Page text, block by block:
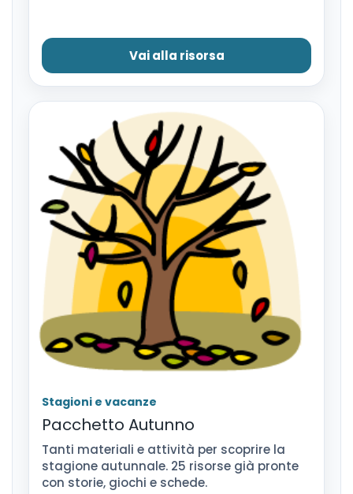
Vai alla risorsa
Stagioni e vacanze
Pacchetto Autunno
Tanti materiali e attività per scoprire la
stagione autunnale. 25 risorse già pronte
con storie, giochi e schede.